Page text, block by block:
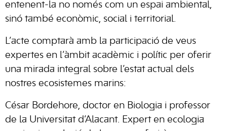
entenent-la no només com un espai ambiental,
sinó també econòmic, social i territorial.
L’acte comptarà amb la participació de veus
expertes en l’àmbit acadèmic i polític per oferir
una mirada integral sobre l’estat actual dels
nostres ecosistemes marins:
César Bordehore, doctor en Biologia i professor
de la Universitat d’Alacant. Expert en ecologia